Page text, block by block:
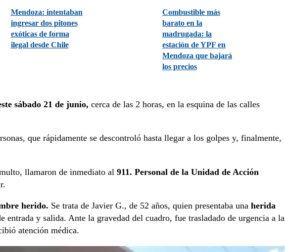
Mendoza: intentaban
ingresar dos pitones
exóticas de forma
ilegal desde Chile
Combustible más
barato en la
madrugada: la
estación de YPF en
Mendoza que bajará
los precios
sábado 21 de junio, cerca de las 2 horas, en la esquina de las calles
que rápidamente se descontroló hasta llegar a los golpes y, finalmente,
llamaron de inmediato al 911. Personal de la Unidad de Acción
herido. Se trata de Javier G., de 52 años, quien presentaba una herida
entrada y salida. Ante la gravedad del cuadro, fue trasladado de urgencia a la
atención médica.